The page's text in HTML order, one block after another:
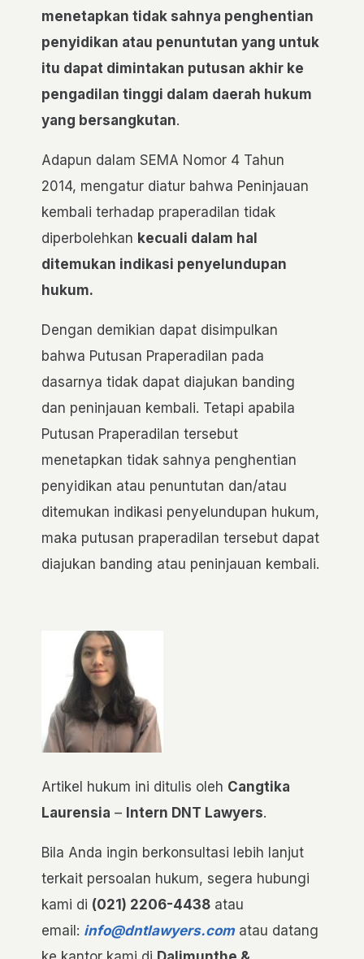
menetapkan tidak sahnya penghentian
penyidikan atau penuntutan yang untuk
itu dapat dimintakan putusan akhir ke
pengadilan tinggi dalam daerah hukum
yang bersangkutan.
Adapun dalam SEMA Nomor 4 Tahun
2014, mengatur diatur bahwa Peninjauan
kembali terhadap praperadilan tidak
diperbolehkan kecuali dalam hal
ditemukan indikasi penyelundupan
hukum.
Dengan demikian dapat disimpulkan
bahwa Putusan Praperadilan pada
dasarnya tidak dapat diajukan banding
dan peninjauan kembali. Tetapi apabila
Putusan Praperadilan tersebut
menetapkan tidak sahnya penghentian
penyidikan atau penuntutan dan/atau
ditemukan indikasi penyelundupan hukum,
maka putusan praperadilan tersebut dapat
diajukan banding atau peninjauan kembali.
Artikel hukum ini ditulis oleh Cangtika
Laurensia – Intern DNT Lawyers.
Bila Anda ingin berkonsultasi lebih lanjut
terkait persoalan hukum, segera hubungi
kami di (021) 2206-4438 atau
email: info@dntlawyers.com atau datang